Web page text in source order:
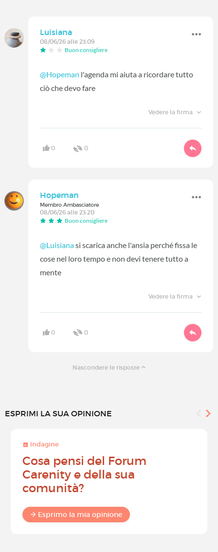
Luisiana
08/06/26 alle 23:09
Buon consigliere
@Hopeman l'agenda mi aiuta a ricordare tutto
ciò che devo fare
Vedere la firma
0 0
Hopeman
Membro Ambasciatore
08/06/26 alle 23:20
Buon consigliere
@Luisianasi scarica anche l'ansia perché fissa le
cose nel loro tempo e non devi tenere tutto a
mente
Vedere la firma
0 0
Nascondere le risposte
ESPRIMI LA SUA OPINIONE
Indagine
Cosa pensi del Forum
Carenity e della sua
comunità?
Esprimo la mia opinione